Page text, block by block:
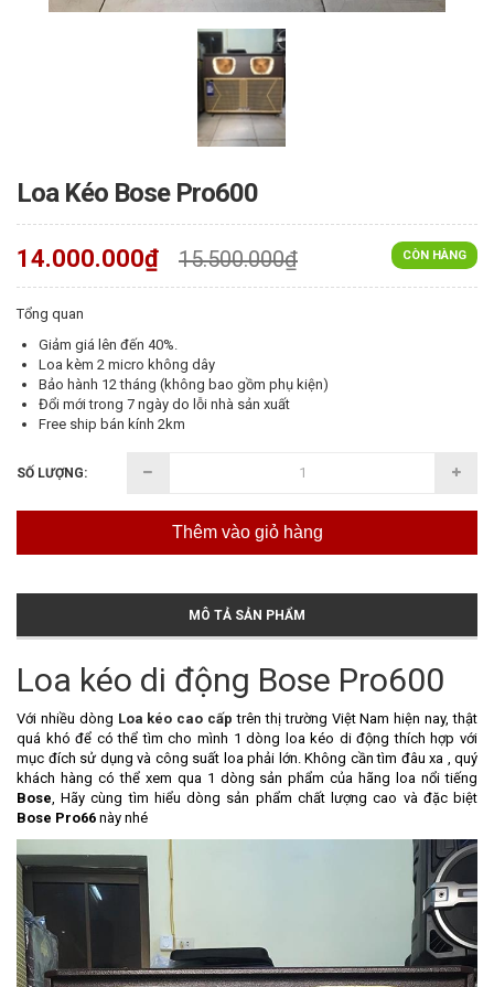
Loa Kéo Bose Pro600
CÒN HÀNG
14.000.000₫ 15.500.000₫
Tổng quan
Giảm giá lên đến 40%.
Loa kèm 2 micro không dây
Bảo hành 12 tháng (không bao gồm phụ kiện)
Đổi mới trong 7 ngày do lỗi nhà sản xuất
Free ship bán kính 2km
SỐ LƯỢNG:
Thêm vào giỏ hàng
MÔ TẢ SẢN PHẨM
Loa kéo di động Bose Pro600
Với nhiều dòng Loa kéo cao cấp trên thị trường Việt Nam hiện nay, thật
quá khó để có thể tìm cho mình 1 dòng loa kéo di động thích hợp với
mục đích sử dụng và công suất loa phải lớn. Không cần tìm đâu xa , quý
khách hàng có thể xem qua 1 dòng sản phẩm của hãng loa nổi tiếng
Bose , Hãy cùng tìm hiểu dòng sản phẩm chất lượng cao và đặc biệt
Bose Pro66 này nhé